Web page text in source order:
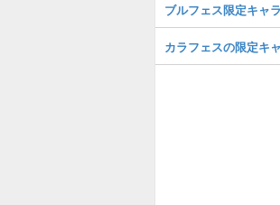
ブルフェス限定キャ
カラフェスの限定キ